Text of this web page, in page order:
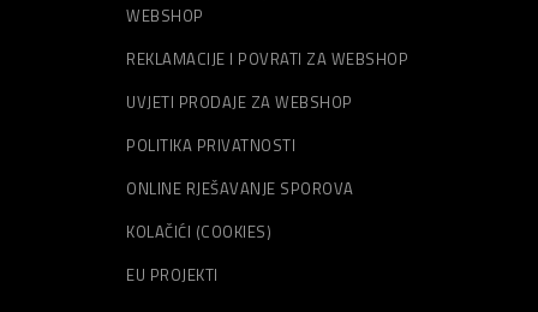
WEBSHOP
REKLAMACIJE I POVRATI ZA WEBSHOP
UVJETI PRODAJE ZA WEBSHOP
POLITIKA PRIVATNOSTI
ONLINE RJEŠAVANJE SPOROVA
KOLAČIĆI (COOKIES)
EU PROJEKTI